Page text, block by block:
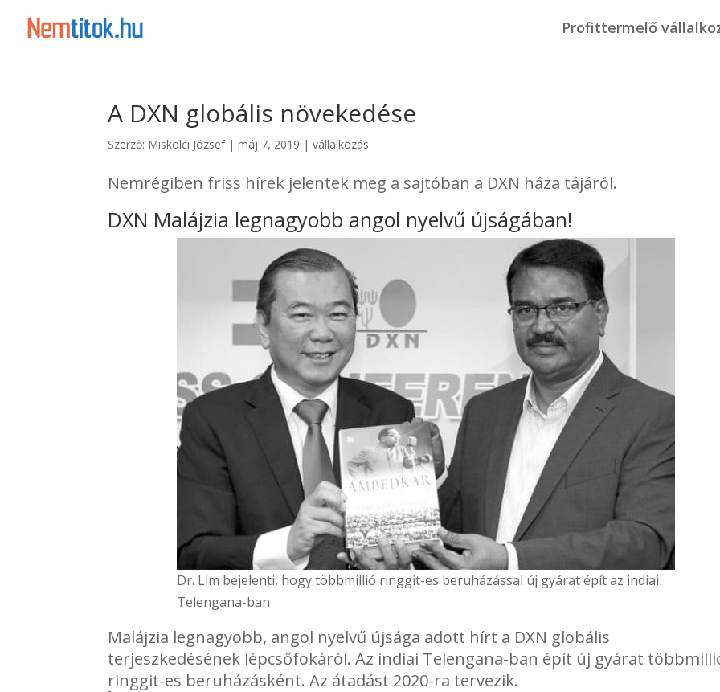
Profittermelő
A DXN globális növekedése
Szerző: Miskolci József|máj 7, 2019 |vállalkozás
Nemrégiben friss hírek jelentek meg a sajtóban a DXN háza tájáról.
DXN Malájzia legnagyobb angol nyelvű újságában!
Dr. Lim bejelenti, hogy többmillió ringgit-es beruházással új gyárat épít az indiai
Telengana-ban
Malájzia legnagyobb, angol nyelvű újsága adott hírt a DXN globális
terjeszkedésének lépcsőfokáról. Az indiai Telengana-ban épít új gyárat
ringgit-es beruházásként. Az átadást 2020-ra tervezik.